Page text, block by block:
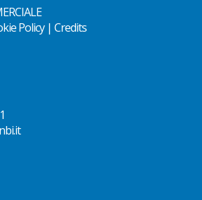
Policy| Credits